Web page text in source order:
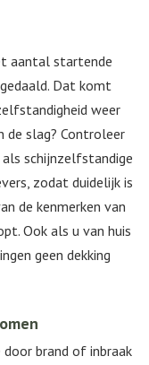
aantal startende
Dat komt
weer
de slag? Controleer
schijnzelfstandige
zodat duidelijk is
de kenmerken van
Ook als u van huis
geen dekking
door brand of inbraak